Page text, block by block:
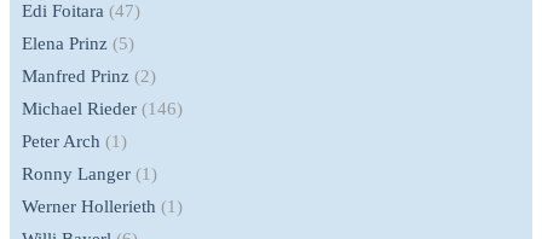
Edi Foitara (47)
Elena Prinz (5)
Manfred Prinz (2)
Michael Rieder (146)
Peter Arch (1)
Ronny Langer (1)
Werner Hollerieth (1)